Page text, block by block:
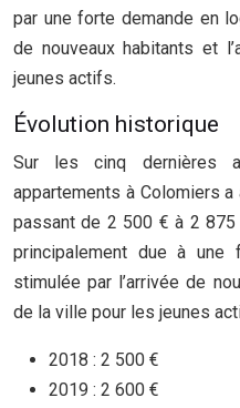
par une forte demande en
de nouveaux habitants et
jeunes actifs.
Évolution historique
Sur les cinq dernières
appartements à Colomiers a
passant de 2 500 € à 2
principalement due à une
stimulée par l’arrivée de
de la ville pour les jeunes
2018 : 2 500 €
2019 : 2 600 €